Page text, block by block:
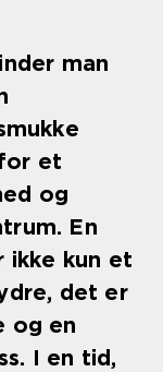
man
et
og
En
ikke kun et
det er
og en
I en tid,